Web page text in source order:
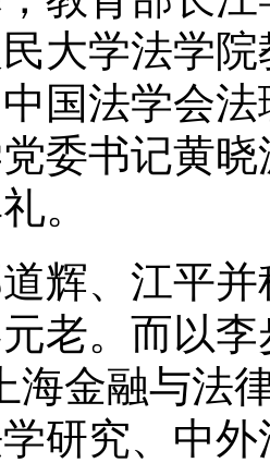
大学法学
国法学会
委书记黄
。
辉、江平
老。而以
海金融与法
研究、中